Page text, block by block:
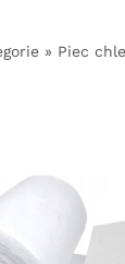
» Piec